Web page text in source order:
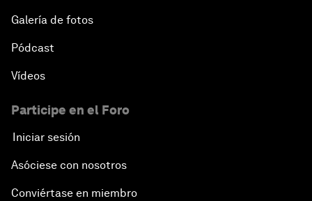
Galería de fotos
Pódcast
Vídeos
Participe en el Foro
Iniciar sesión
Asóciese con nosotros
Conviértase en miembro